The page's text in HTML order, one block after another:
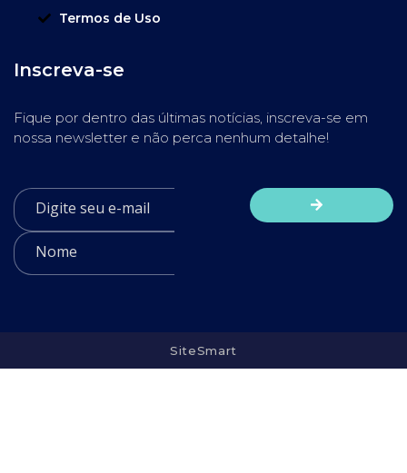
Termos de Uso
Inscreva-se
Fique por dentro das últimas notícias, inscreva-se em
nossa newsletter e não perca nenhum detalhe!
SiteSmart